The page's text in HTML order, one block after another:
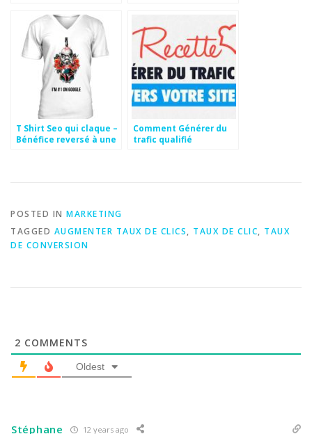
T Shirt Seo qui claque –
Bénéfice reversé à une
Comment Générer du
trafic qualifié
POSTED IN MARKETING
TAGGED AUGMENTER TAUX DE CLICS, TAUX DE CLIC, TAUX
DE CONVERSION
2 COMMENTS
Oldest
Stéphane 12 years ago